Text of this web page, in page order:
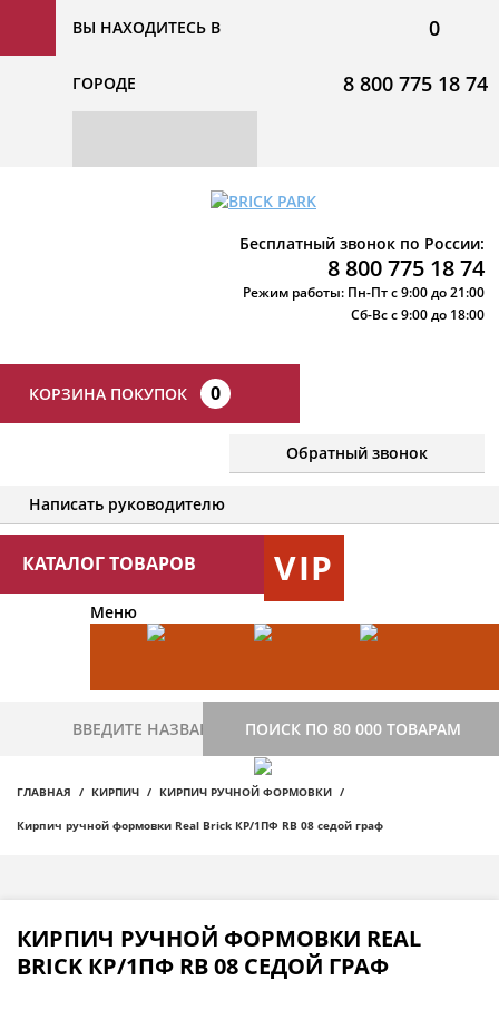
ВЫ НАХОДИТЕСЬ В
ГОРОДЕ
0
8 800 775 18 74
Бесплатный звонок по России:
8 800 775 18 74
Режим работы: Пн-Пт с 9:00 до 21:00
Сб-Вс с 9:00 до 18:00
КОРЗИНА ПОКУПОК 0
Обратный звонок
Написать руководителю
КАТАЛОГ ТОВАРОВ VIP
Меню
ПОИСК ПО 80 000 ТОВАРАМ
ГЛАВНАЯ КИРПИЧ КИРПИЧ РУЧНОЙ ФОРМОВКИ
Кирпич ручной формовки Real Brick КР/1ПФ RB 08 седой граф
КИРПИЧ РУЧНОЙ ФОРМОВКИ REAL
BRICK КР/1ПФ RB 08 СЕДОЙ ГРАФ